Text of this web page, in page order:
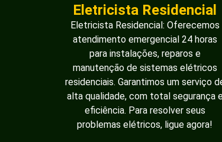
Eletricista Residencial
Eletricista Residencial: Oferecemos
atendimento emergencial 24 horas
para instalações, reparos e
manutenção de sistemas elétricos
residenciais. Garantimos um serviço
alta qualidade, com total segurança
eficiência. Para resolver seus
problemas elétricos, ligue agora!